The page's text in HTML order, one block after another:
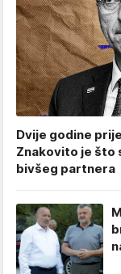
Dvije godine
Znakovito je što
bivšeg partnera